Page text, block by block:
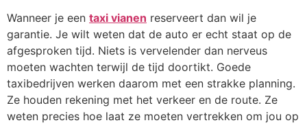
Wanneer je een taxi vianen reserveert dan wil je
garantie. Je wilt weten dat de auto er echt staat op de
afgesproken tijd. Niets is vervelender dan nerveus
moeten wachten terwijl de tijd doortikt. Goede
taxibedrijven werken daarom met een strakke planning.
Ze houden rekening met het verkeer en de route. Ze
weten precies hoe laat ze moeten vertrekken om jou op